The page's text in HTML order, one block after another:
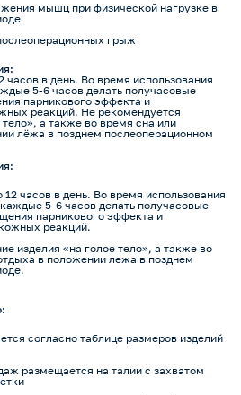
мышц при физической нагрузке в
грыж
часов в день. Во время использования
5-6 часов делать получасовые
парникового эффекта и
реакций. Не рекомендуется
а также во время сна или
лёжа в позднем послеоперационном
часов в день. Во время использования
5-6 часов делать получасовые
парникового эффекта и
реакций.
изделия «на голое тело», а также во
в положении лежа в позднем
согласно таблице размеров изделий
размещается на талии с захватом